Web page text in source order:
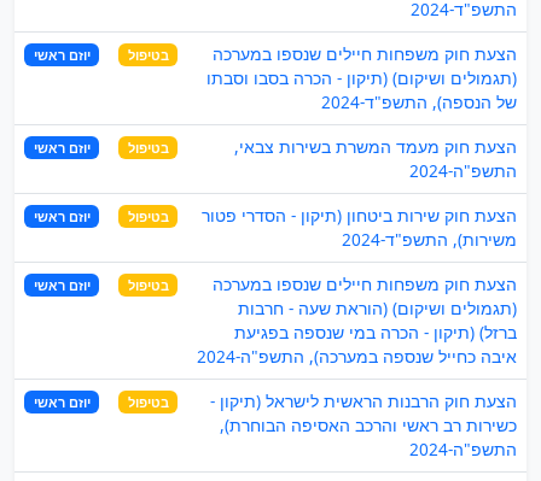
התשפ"ד-2024
הצעת חוק משפחות חיילים שנספו במערכה
(תגמולים ושיקום) (תיקון - הכרה בסבו וסבתו
של הנספה), התשפ"ד-2024
בטיפול יוזם ראשי
הצעת חוק מעמד המשרת בשירות צבאי,
התשפ"ה-2024
בטיפול יוזם ראשי
הצעת חוק שירות ביטחון (תיקון - הסדרי פטור
משירות), התשפ"ד-2024
בטיפול יוזם ראשי
הצעת חוק משפחות חיילים שנספו במערכה
(תגמולים ושיקום) (הוראת שעה - חרבות
ברזל) (תיקון - הכרה במי שנספה בפגיעת
איבה כחייל שנספה במערכה), התשפ"ה-2024
בטיפול יוזם ראשי
הצעת חוק הרבנות הראשית לישראל (תיקון -
כשירות רב ראשי והרכב האסיפה הבוחרת),
התשפ"ה-2024
בטיפול יוזם ראשי